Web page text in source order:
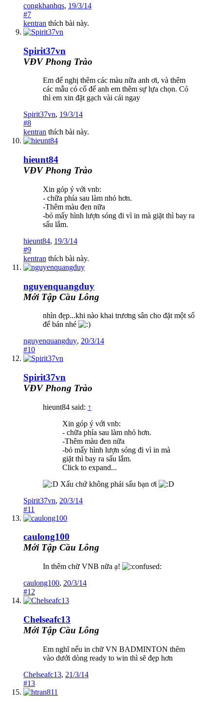
congkhanhqs, 19/3/14
#7
kentran thích bài này.
Spirit37vn
VĐV Phong Trào
Em để nghị thêm các màu nữa anh ơi, và thêm
các mẫu có cổ để anh em thêm sự lựa chọn. Có
thì em xin đặt gạch vài cái ngay
Spirit37vn, 19/3/14
#8
kentran thích bài này.
hieunt84
VĐV Phong Trào
Xin góp ý với vnb:
- chữa phía sau làm nhỏ hơn.
-Thêm màu đen nữa
-bỏ mấy hình lượn sóng đi vì in mà giặt thì bay ra
sấu lắm.
hieunt84, 19/3/14
#9
kentran thích bài này.
nguyenquangduy
Mới Tập Cầu Lông
nhìn đẹp...khi nào khai trương sân cho đặt một số
để bán nhé
nguyenquangduy, 20/3/14
#10
Spirit37vn
VĐV Phong Trào
hieunt84 said: ↑
Xin góp ý với vnb:
- chữa phía sau làm nhỏ hơn.
-Thêm màu đen nữa
-bỏ mấy hình lượn sóng đi vì in mà
giặt thì bay ra sấu lắm.
Click to expand...
Xấu chứ không phải sấu bạn ơi
Spirit37vn, 20/3/14
#11
caulong100
Mới Tập Cầu Lông
In thêm chữ VNB nữa ạ!
caulong100, 20/3/14
#12
Chelseafc13
Mới Tập Cầu Lông
Em nghĩ nếu in chữ VN BADMINTON thêm
vào dưới dòng ready to win thì sẽ đẹp hơn
Chelseafc13, 21/3/14
#13